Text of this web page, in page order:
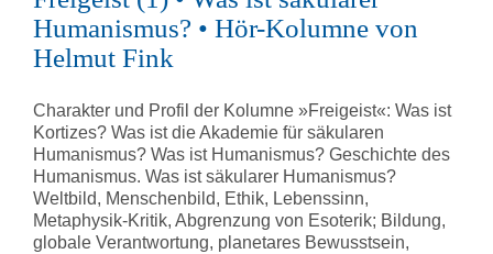
Humanismus? • Hör-Kolumne von
Helmut Fink
Charakter und Profil der Kolumne »Freigeist«: Was ist
Kortizes? Was ist die Akademie für säkularen
Humanismus? Was ist Humanismus? Geschichte des
Humanismus. Was ist säkularer Humanismus?
Weltbild, Menschenbild, Ethik, Lebenssinn,
Metaphysik-Kritik, Abgrenzung von Esoterik; Bildung,
globale Verantwortung, planetares Bewusstsein,